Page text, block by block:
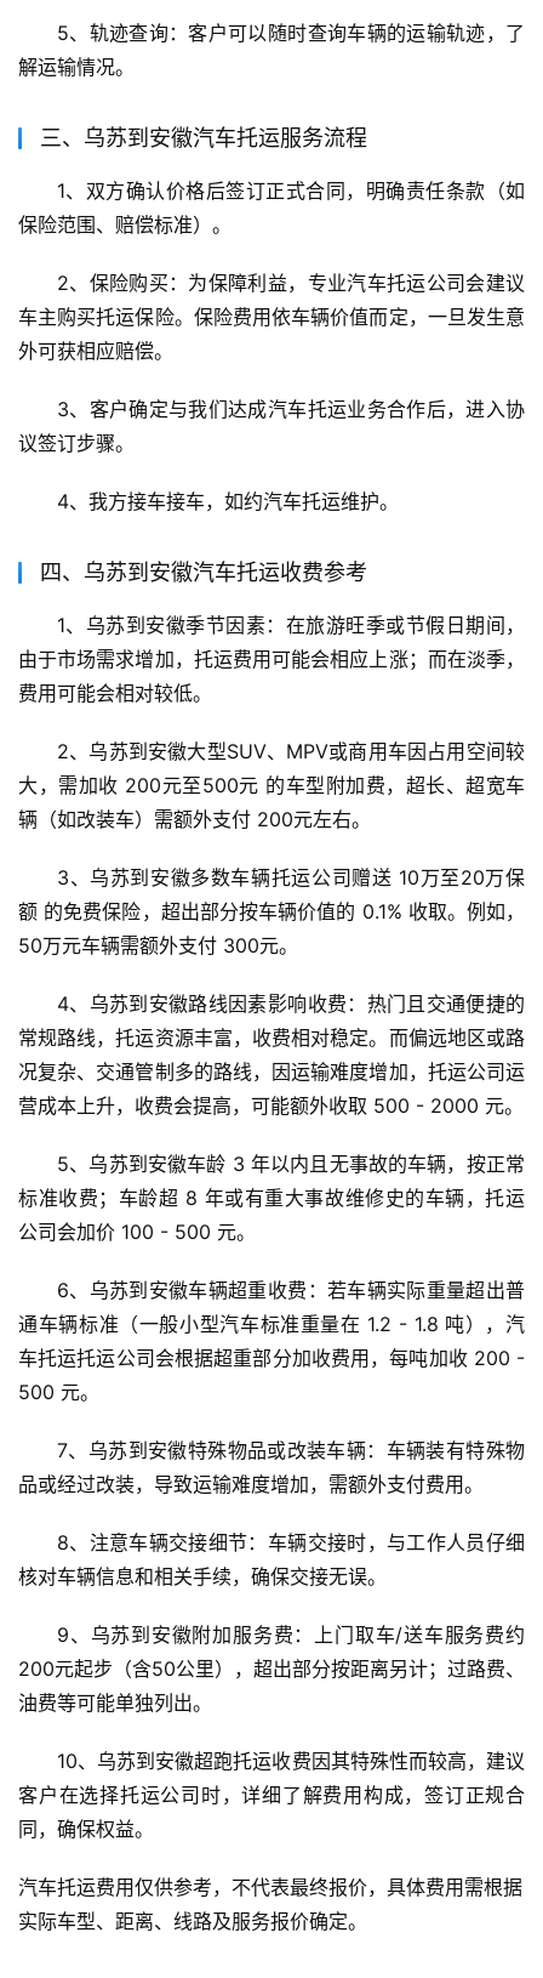
5、轨迹查询：客户可以随时查询车辆的运输轨迹，了
解运输情况。
三、乌苏到安徽汽车托运服务流程
1、双方确认价格后签订正式合同，明确责任条款（如
保险范围、赔偿标准）。
2、保险购买：为保障利益，专业汽车托运公司会建议
车主购买托运保险。保险费用依车辆价值而定，一旦发生意
外可获相应赔偿。
3、客户确定与我们达成汽车托运业务合作后，进入协
议签订步骤。
4、我方接车接车，如约汽车托运维护。
四、乌苏到安徽汽车托运收费参考
1、乌苏到安徽季节因素：在旅游旺季或节假日期间，
由于市场需求增加，托运费用可能会相应上涨；而在淡季，
费用可能会相对较低。
2、乌苏到安徽大型SUV、MPV或商用车因占用空间较
大，需加收 200元至500元 的车型附加费，超长、超宽车
辆（如改装车）需额外支付 200元左右。
3、乌苏到安徽多数车辆托运公司赠送 10万至20万保
额 的免费保险，超出部分按车辆价值的 0.1% 收取。例如，
50万元车辆需额外支付 300元。
4、乌苏到安徽路线因素影响收费：热门且交通便捷的
常规路线，托运资源丰富，收费相对稳定。而偏远地区或路
况复杂、交通管制多的路线，因运输难度增加，托运公司运
营成本上升，收费会提高，可能额外收取 500 - 2000 元。
5、乌苏到安徽车龄 3 年以内且无事故的车辆，按正常
标准收费；车龄超 8 年或有重大事故维修史的车辆，托运
公司会加价 100 - 500 元。
6、乌苏到安徽车辆超重收费：若车辆实际重量超出普
通车辆标准（一般小型汽车标准重量在 1.2 - 1.8 吨），汽
车托运托运公司会根据超重部分加收费用，每吨加收 200 -
500 元。
7、乌苏到安徽特殊物品或改装车辆：车辆装有特殊物
品或经过改装，导致运输难度增加，需额外支付费用。
8、注意车辆交接细节：车辆交接时，与工作人员仔细
核对车辆信息和相关手续，确保交接无误。
9、乌苏到安徽附加服务费：上门取车/送车服务费约
200元起步（含50公里），超出部分按距离另计；过路费、
油费等可能单独列出。
10、乌苏到安徽超跑托运收费因其特殊性而较高，建议
客户在选择托运公司时，详细了解费用构成，签订正规合
同，确保权益。
汽车托运费用仅供参考，不代表最终报价，具体费用需根据
实际车型、距离、线路及服务报价确定。